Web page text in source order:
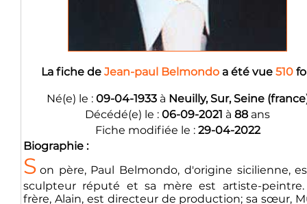
La fiche de Jean-paul Belmondoa été vue 510
Né(e) le : 09-04-1933à Neuilly, Sur, Seine
Décédé(e) le : 06-09-2021 à 88 ans
Fiche modifiée le : 29-04-2022
Biographie :
S on père, Paul Belmondo, d'origine sicilienne,
sculpteur réputé et sa mère est artiste-peintre.
frère, Alain, est directeur de production; sa sœur,